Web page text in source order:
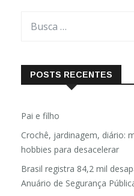
POSTS RECENTES
Pai e filho
Crochê, jardinagem, diário:
hobbies para desacelerar
Brasil registra 84,2 mil
Anuário de Segurança